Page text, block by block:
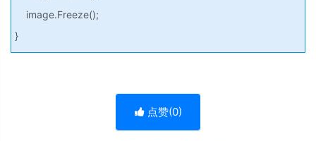
image.Freeze();
}
点赞(0)